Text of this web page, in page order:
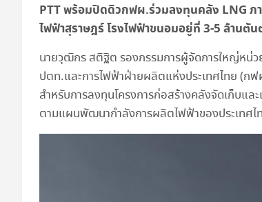
PTT พร้อมปิดดิวกฟผ.ร่วมลงทุนคลัง LNG ภา
ไฟฟ้าสุราษฎร์ โรงไฟฟ้าขนอมอยู่ที่ 3-5 ล้าน
นายวุฒิกร สติฐิต รองกรรมการผู้จัดการใหญ่หน่ว
ปตท.และการไฟฟ้าฝ่ายผลิตแห่งประเทศไทย (ก
สำหรับการลงทุนโครงการก่อสร้างคลังจัดเก็บแ
ตามแผนพัฒนากำลังการผลิตไฟฟ้าของประเท